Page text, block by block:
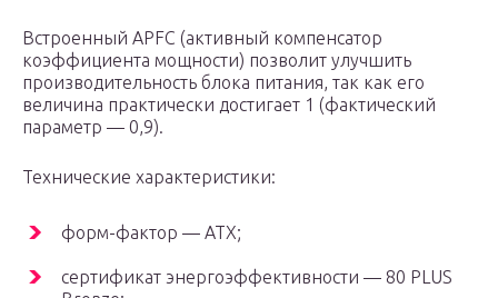
Встроенный APFC (активный компенсатор
коэффициента мощности) позволит улучшить
производительность блока питания, так как его
величина практически достигает 1 (фактический
параметр — 0,9).
Технические характеристики:
форм-фактор — АТХ;
сертификат энергоэффективности — 80 PLUS